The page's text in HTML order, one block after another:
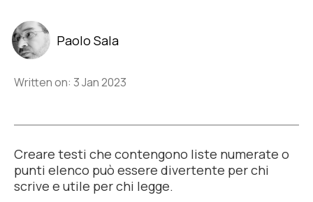
Paolo Sala
Written on: 3 Jan 2023
Creare testi che contengono liste numerate o
punti elenco può essere divertente per chi
scrive e utile per chi legge.